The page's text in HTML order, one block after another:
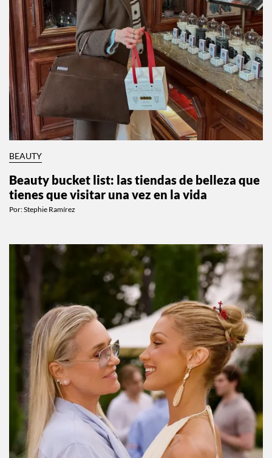
BEAUTY
Beauty bucket list: las tiendas de belleza que
tienes que visitar una vez en la vida
Por:Stephie Ramírez